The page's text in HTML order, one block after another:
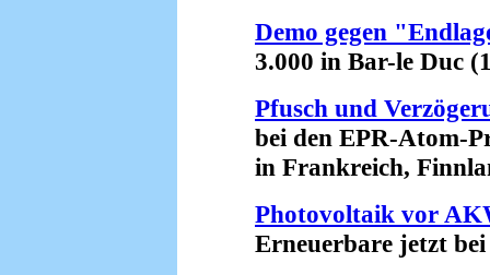
Demo gegen
3.000 in Bar-le Duc
Pfusch und
bei den EPR-Atom-
in Frankreich,
Photovoltaik vor
Erneuerbare jetzt bei